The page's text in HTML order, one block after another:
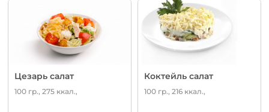
Цезарь салат
100 гр., 275 ккал.,
Коктейль салат
100 гр., 216 ккал.,